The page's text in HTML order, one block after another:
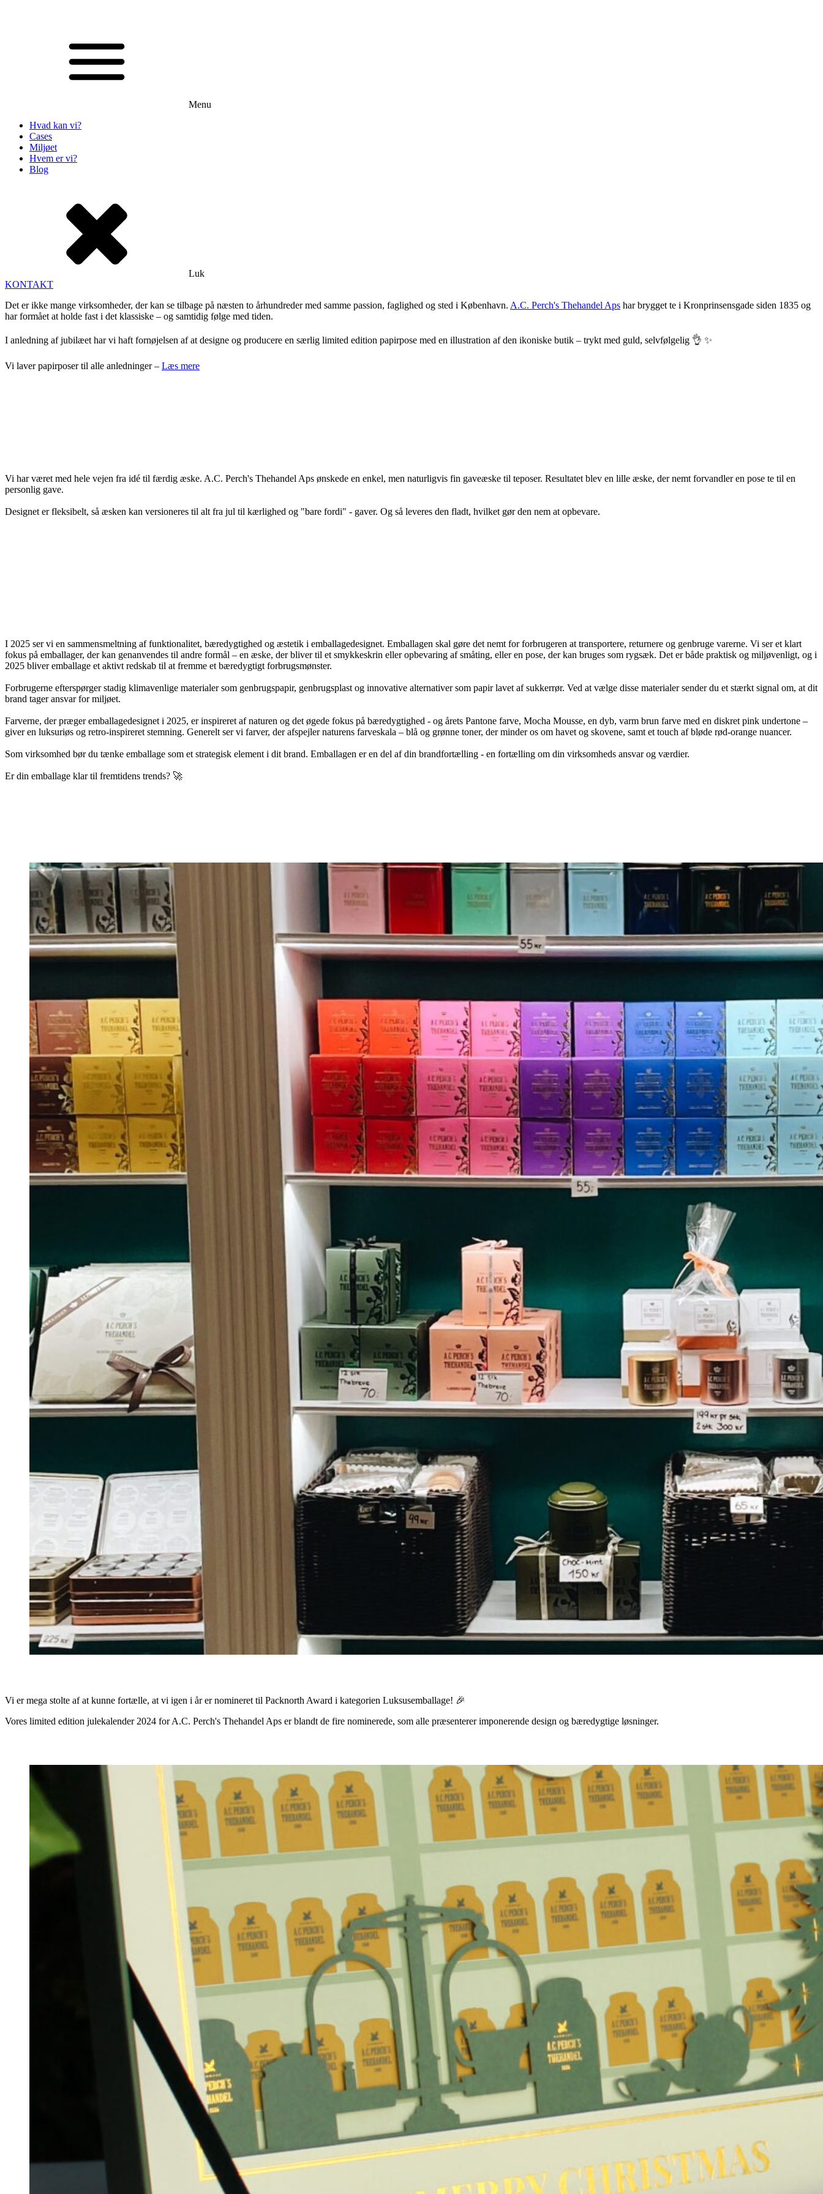
Menu
Hvad kan vi?
Cases
Miljøet
Hvem er vi?
Blog
Luk
KONTAKT
Det er ikke mange virksomheder, der kan se tilbage på næsten to århundreder med samme passion, faglighed og sted i København. A.C. Perch's Thehandel Aps har brygget te i Kronprinsensgade siden 1835 og
har formået at holde fast i det klassiske – og samtidig følge med tiden.
I anledning af jubilæet har vi haft fornøjelsen af at designe og producere en særlig limited edition papirpose med en illustration af den ikoniske butik – trykt med guld, selvfølgelig 👌 ✨
Vi laver papirposer til alle anledninger – Læs mere
Vi har været med hele vejen fra idé til færdig æske. A.C. Perch's Thehandel Aps ønskede en enkel, men naturligvis fin gaveæske til teposer. Resultatet blev en lille æske, der nemt forvandler en pose te til en
personlig gave.
Designet er fleksibelt, så æsken kan versioneres til alt fra jul til kærlighed og "bare fordi" - gaver. Og så leveres den fladt, hvilket gør den nem at opbevare.
I 2025 ser vi en sammensmeltning af funktionalitet, bæredygtighed og æstetik i emballagedesignet. Emballagen skal gøre det nemt for forbrugeren at transportere, returnere og genbruge varerne. Vi ser et klart
fokus på emballager, der kan genanvendes til andre formål – en æske, der bliver til et smykkeskrin eller opbevaring af småting, eller en pose, der kan bruges som rygsæk. Det er både praktisk og miljøvenligt, og i
2025 bliver emballage et aktivt redskab til at fremme et bæredygtigt forbrugsmønster.
Forbrugerne efterspørger stadig klimavenlige materialer som genbrugspapir, genbrugsplast og innovative alternativer som papir lavet af sukkerrør. Ved at vælge disse materialer sender du et stærkt signal om, at dit
brand tager ansvar for miljøet.
Farverne, der præger emballagedesignet i 2025, er inspireret af naturen og det øgede fokus på bæredygtighed - og årets Pantone farve, Mocha Mousse, en dyb, varm brun farve med en diskret pink undertone –
giver en luksuriøs og retro-inspireret stemning. Generelt ser vi farver, der afspejler naturens farveskala – blå og grønne toner, der minder os om havet og skovene, samt et touch af bløde rød-orange nuancer.
Som virksomhed bør du tænke emballage som et strategisk element i dit brand. Emballagen er en del af din brandfortælling - en fortælling om din virksomheds ansvar og værdier.
Er din emballage klar til fremtidens trends? 🚀
Vi er mega stolte af at kunne fortælle, at vi igen i år er nomineret til Packnorth Award i kategorien Luksusemballage! 🎉
Vores limited edition julekalender 2024 for A.C. Perch's Thehandel Aps er blandt de fire nominerede, som alle præsenterer imponerende design og bæredygtige løsninger.